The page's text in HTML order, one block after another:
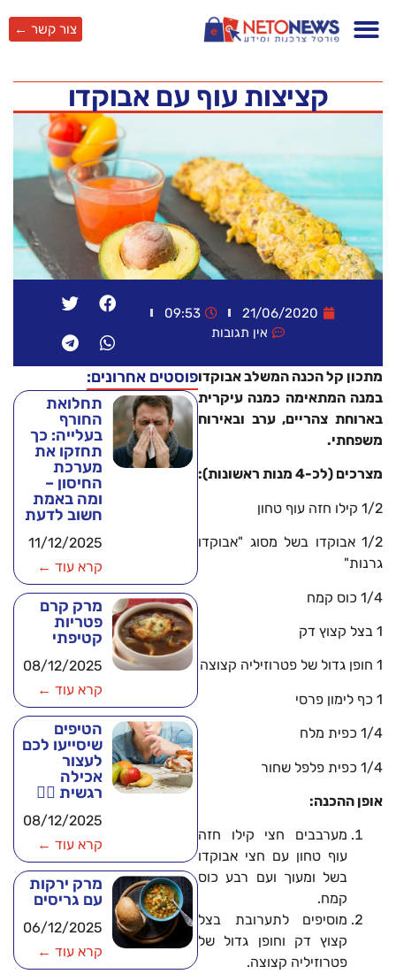
צור קשר ←
קציצות עוף עם אבוקדו
21/06/2020
09:53
אין תגובות
מתכון קל הכנה המשלב אבוקדו
במנה המתאימה כמנה עיקרית
בארוחת צהריים, ערב ובאירוח
משפחתי.
מצרכים (לכ-4 מנות ראשונות):
1/2 קילו חזה עוף טחון
1/2 אבוקדו בשל מסוג "אבוקדו
גרנות"
1/4 כוס קמח
1 בצל קצוץ דק
1 חופן גדול של פטרוזיליה קצוצה
1 כף לימון פרסי
1/4 כפית מלח
1/4 כפית פלפל שחור
אופן ההכנה:
מערבבים חצי קילו חזה
עוף טחון עם חצי אבוקדו
בשל ומעוך ועם רבע כוס
קמח.
מוסיפים לתערובת בצל
קצוץ דק וחופן גדול של
פטרוזיליה קצוצה.
פוסטים אחרונים:
תחלואת
החורף
בעלייה: כך
תחזקו את
מערכת
החיסון –
ומה באמת
חשוב לדעת
11/12/2025
קרא עוד ←
מרק קרם
פטריות
קטיפתי
08/12/2025
קרא עוד ←
הטיפים
שיסייעו לכם
לעצור
אכילה
רגשית 🧘‍♂️
08/12/2025
קרא עוד ←
מרק ירקות
עם גריסים
06/12/2025
קרא עוד ←